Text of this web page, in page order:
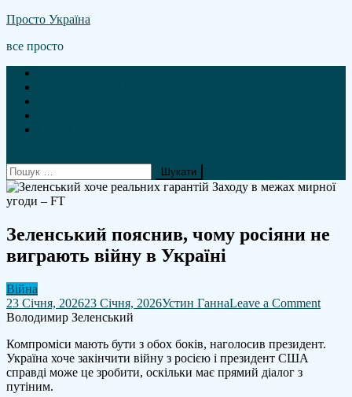
Skip
content
Просто Україна
все просто
Пошук:
Зеленський пояснив, чому росіяни не
виграють війну в Україні
Війна
23 Січня, 202623 Січня, 2026Устин ГаннаLeave a Commenton
чому
Володимир Зеленський
Компроміси мають бути з обох боків, наголосив президент.
Україна хоче закінчити війну з росією і президент США
справді може це зробити, оскільки має прямий діалог з
путіним.